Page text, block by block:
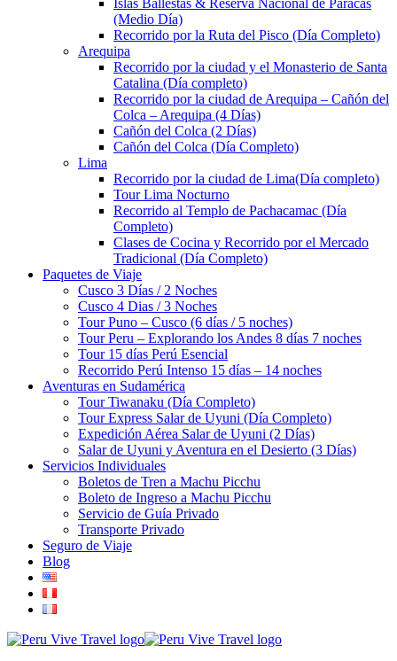
Islas Ballestas & Reserva Nacional de Paracas
(Medio Día)
Recorrido por la Ruta del Pisco (Día Completo)
Arequipa
Recorrido por la ciudad y el Monasterio de Santa
Catalina (Día completo)
Recorrido por la ciudad de Arequipa – Cañón del
Colca – Arequipa (4 Días)
Cañón del Colca (2 Días)
Cañón del Colca (Día Completo)
Lima
Recorrido por la ciudad de Lima(Día completo)
Tour Lima Nocturno
Recorrido al Templo de Pachacamac (Día
Completo)
Clases de Cocina y Recorrido por el Mercado
Tradicional (Día Completo)
Paquetes de Viaje
Cusco 3 Días / 2 Noches
Cusco 4 Dias / 3 Noches
Tour Puno – Cusco (6 días / 5 noches)
Tour Peru – Explorando los Andes 8 días 7 noches
Tour 15 días Perú Esencial
Recorrido Perú Intenso 15 días – 14 noches
Aventuras en Sudamérica
Tour Tiwanaku (Día Completo)
Tour Express Salar de Uyuni (Día Completo)
Expedición Aérea Salar de Uyuni (2 Días)
Salar de Uyuni y Aventura en el Desierto (3 Días)
Servicios Individuales
Boletos de Tren a Machu Picchu
Boleto de Ingreso a Machu Picchu
Servicio de Guía Privado
Transporte Privado
Seguro de Viaje
Blog